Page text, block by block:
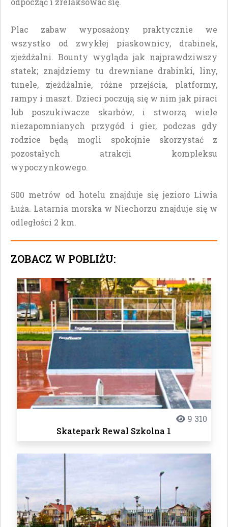
Plac zabaw wyposażony praktycznie we
wszystko od zwykłej piaskownicy, drabinek,
zjeżdżalni. Bounty wygląda jak najprawdziwszy
statek; znajdziemy tu drewniane drabinki, liny,
tunele, zjeżdżalnie, różne przejścia, platformy,
rampy i maszt. Dzieci poczują się w nim jak piraci
lub poszukiwacze skarbów, i stworzą wiele
niezapomnianych przygód i gier, podczas gdy
rodzice będą mogli spokojnie skorzystać z
pozostałych atrakcji kompleksu
wypoczynkowego.
500 metrów od hotelu znajduje się jezioro Liwia
Łuża. Latarnia morska w Niechorzu znajduje się w
odległości 2 km.
ZOBACZ W POBLIŻU:
9 310
Skatepark Rewal Szkolna 1